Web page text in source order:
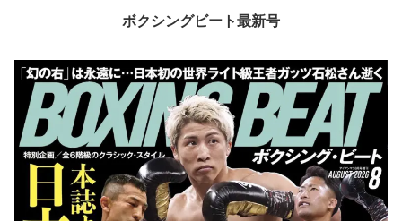
ボクシングビート最新号